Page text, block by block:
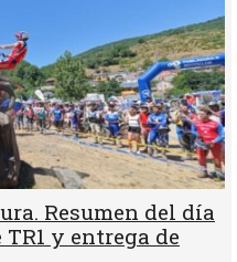
Resumen del día
TR1 y entrega de